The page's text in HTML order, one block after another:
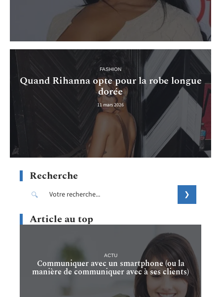
FASHION
Quand Rihanna opte pour la robe longue
dorée
11 mars 2026
Recherche
Article au top
ACTU
Communiquer avec un smartphone (ou la
manière de communiquer avec à ses clients)